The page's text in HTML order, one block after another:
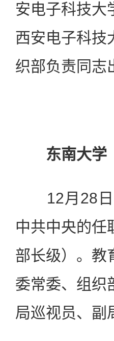
安电子科技大
西安电子科技
织部负责同志
东南大学
12月28日
中共中央的任
部长级）。教
委常委、组织
局巡视员、副